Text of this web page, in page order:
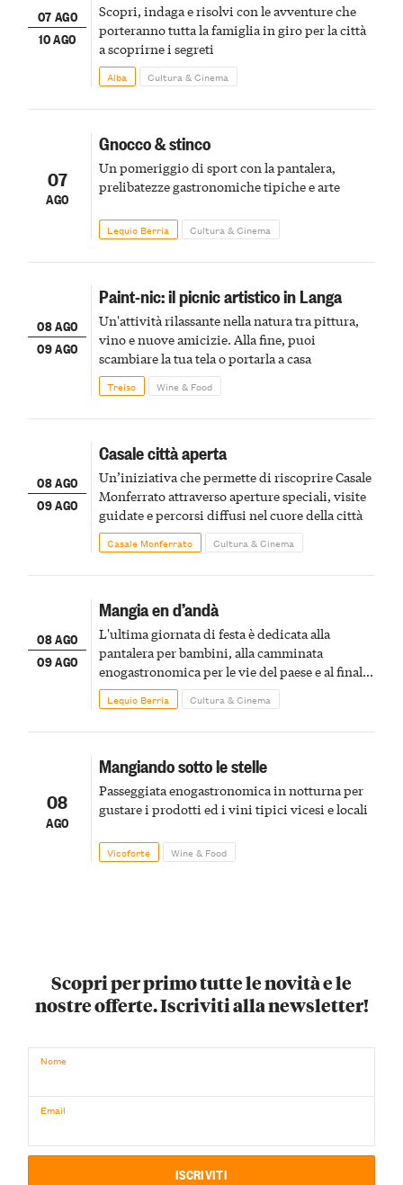
07 AGO
10 AGO
Scopri, indaga e risolvi con le avventure che
porteranno tutta la famiglia in giro per la città
a scoprirne i segreti
Alba Cultura & Cinema
07
AGO
Gnocco & stinco
Un pomeriggio di sport con la pantalera,
prelibatezze gastronomiche tipiche e arte
Lequio Berria Cultura & Cinema
08 AGO
09 AGO
Paint-nic: il picnic artistico in Langa
Un'attività rilassante nella natura tra pittura,
vino e nuove amicizie. Alla fine, puoi
scambiare la tua tela o portarla a casa
Treiso Wine & Food
08 AGO
09 AGO
Casale città aperta
Un’iniziativa che permette di riscoprire Casale
Monferrato attraverso aperture speciali, visite
guidate e percorsi diffusi nel cuore della città
Casale Monferrato Cultura & Cinema
08 AGO
09 AGO
Mangia en d’andà
L'ultima giornata di festa è dedicata alla
pantalera per bambini, alla camminata
enogastronomica per le vie del paese e al finale
pirotecnico
Lequio Berria Cultura & Cinema
08
AGO
Mangiando sotto le stelle
Passeggiata enogastronomica in notturna per
gustare i prodotti ed i vini tipici vicesi e locali
Vicoforte Wine & Food
Scopri per primo tutte le novità e le
nostre offerte. Iscriviti alla newsletter!
Nome
Email